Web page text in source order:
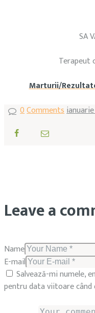
SA
Terapeut
Marturii/
0Comments
Leave a
Name
E-mail
Salvează-mi numele,
pentru data viitoare când